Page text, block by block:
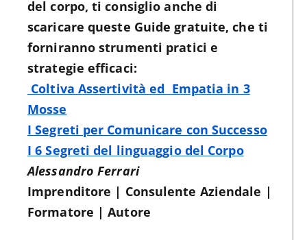
del corpo, ti consiglio anche di
scaricare queste Guide gratuite, che ti
forniranno strumenti pratici e
strategie efficaci:
Coltiva Assertività ed Empatia in 3
Mosse
I Segreti per Comunicare con Successo
I 6 Segreti del linguaggio del Corpo
Alessandro Ferrari
Imprenditore | Consulente Aziendale |
Formatore | Autore